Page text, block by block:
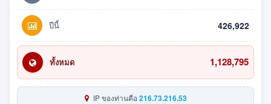
ปีนี้ 426,922
ทั้งหมด 1,128,795
IP ของท่านคือ216.73.216.53